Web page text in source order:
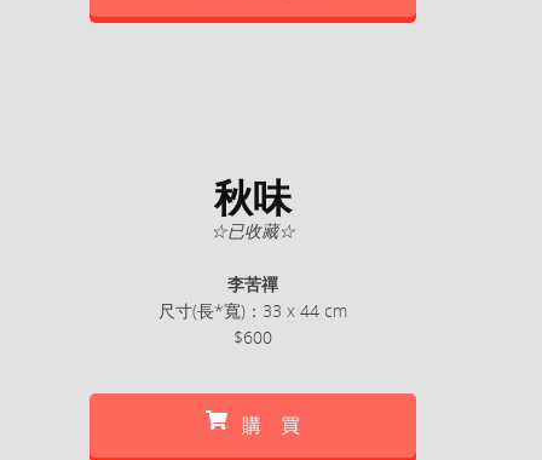
秋味
☆已收藏☆
李苦禪
尺寸(長*寬)：33 x 44 cm
$600
購 買